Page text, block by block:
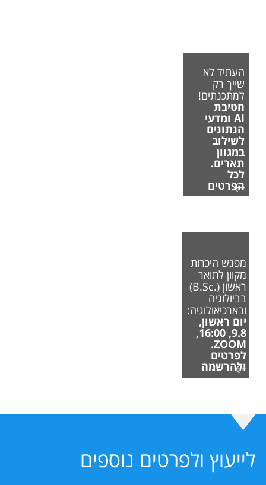
העתיד לא
שייך רק
למתכנתים!
חטיבת
AI ומדעי
הנתונים
לשילוב
במגוון
תארים.
לכל
הפרטים
מפגש היכרות
מקוון לתואר
ראשון (.B.Sc)
בביולוגיה
ובארכיאולוגיה:
יום ראשון,
9.8, 16:00,
ZOOM.
לפרטים
ולהרשמה
לייעוץ ולפרטים נוספים